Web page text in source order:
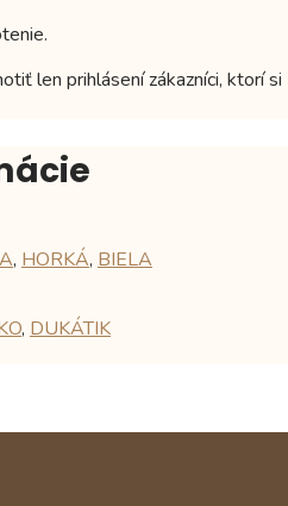
len prihlásení zákazníci, ktorí si
, HORKÁ, BIELA
, DUKÁTIK